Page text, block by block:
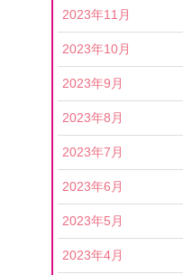
2023年11月
2023年10月
2023年9月
2023年8月
2023年7月
2023年6月
2023年5月
2023年4月